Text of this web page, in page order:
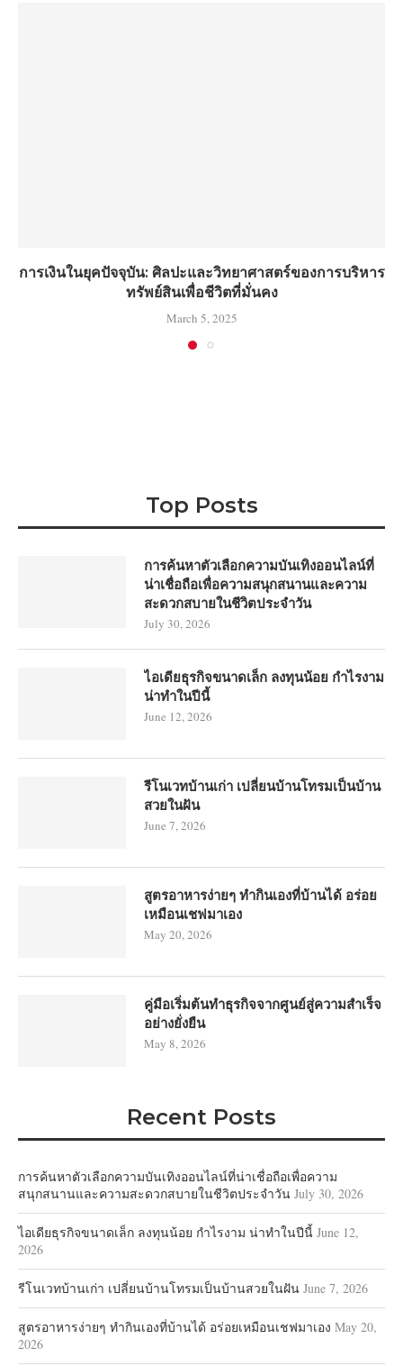
การเงินในยุคปัจจุบัน: ศิลปะและวิทยาศาสตร์ของการบริหาร
ทรัพย์สินเพื่อชีวิตที่มั่นคง
March 5, 2025
Top Posts
การค้นหาตัวเลือกความบันเทิงออนไลน์ที่
น่าเชื่อถือเพื่อความสนุกสนานและความ
สะดวกสบายในชีวิตประจำวัน
July 30, 2026
ไอเดียธุรกิจขนาดเล็ก ลงทุนน้อย กำไรงาม
น่าทำในปีนี้
June 12, 2026
รีโนเวทบ้านเก่า เปลี่ยนบ้านโทรมเป็นบ้าน
สวยในฝัน
June 7, 2026
สูตรอาหารง่ายๆ ทำกินเองที่บ้านได้ อร่อย
เหมือนเชฟมาเอง
May 20, 2026
คู่มือเริ่มต้นทำธุรกิจจากศูนย์สู่ความสำเร็จ
อย่างยั่งยืน
May 8, 2026
Recent Posts
การค้นหาตัวเลือกความบันเทิงออนไลน์ที่น่าเชื่อถือเพื่อความ
สนุกสนานและความสะดวกสบายในชีวิตประจำวัน July 30, 2026
ไอเดียธุรกิจขนาดเล็ก ลงทุนน้อย กำไรงาม น่าทำในปีนี้ June 12,
2026
รีโนเวทบ้านเก่า เปลี่ยนบ้านโทรมเป็นบ้านสวยในฝัน June 7, 2026
สูตรอาหารง่ายๆ ทำกินเองที่บ้านได้ อร่อยเหมือนเชฟมาเอง May 20,
2026